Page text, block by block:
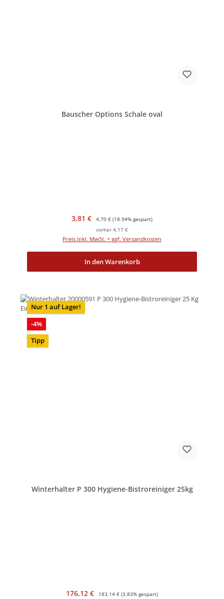
Bauscher Options Schale oval
Verkaufspreis:
3,81 € Regulärer Preis:
4,70 € (18.94% gespart)
vorher 4,17 €
Preis inkl. MwSt. + ggf. Versandkosten
In den Warenkorb
Nur 1 auf Lager!
-4%Rabatt
Tipp
Winterhalter P 300 Hygiene-Bistroreiniger 25kg
Verkaufspreis:
176,12 € Regulärer Preis:
183,14 € (3.83% gespart)